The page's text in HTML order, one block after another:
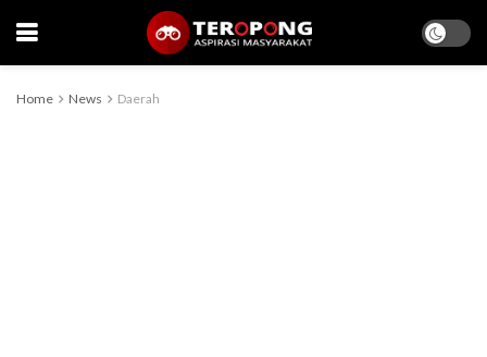
Home News Daerah